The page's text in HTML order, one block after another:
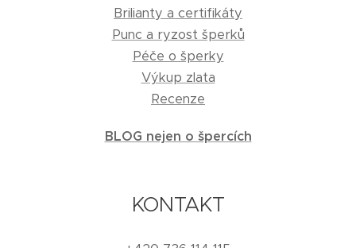
Brilianty a certifikáty
Punc a ryzost šperků
Péče o šperky
Výkup zlata
Recenze
BLOG nejen o špercích
KONTAKT